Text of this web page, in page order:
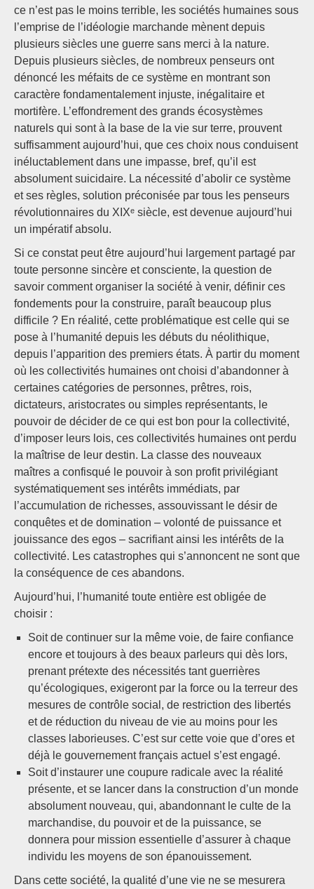
ce n’est pas le moins terrible, les sociétés humaines sous
l’emprise de l’idéologie marchande mènent depuis
plusieurs siècles une guerre sans merci à la nature.
Depuis plusieurs siècles, de nombreux penseurs ont
dénoncé les méfaits de ce système en montrant son
caractère fondamentalement injuste, inégalitaire et
mortifère. L’effondrement des grands écosystèmes
naturels qui sont à la base de la vie sur terre, prouvent
suffisamment aujourd’hui, que ces choix nous conduisent
inéluctablement dans une impasse, bref, qu’il est
absolument suicidaire. La nécessité d’abolir ce système
et ses règles, solution préconisée par tous les penseurs
révolutionnaires du XIXᵉ siècle, est devenue aujourd’hui
un impératif absolu.
Si ce constat peut être aujourd’hui largement partagé par
toute personne sincère et consciente, la question de
savoir comment organiser la société à venir, définir ces
fondements pour la construire, paraît beaucoup plus
difficile ? En réalité, cette problématique est celle qui se
pose à l’humanité depuis les débuts du néolithique,
depuis l’apparition des premiers états. À partir du moment
où les collectivités humaines ont choisi d’abandonner à
certaines catégories de personnes, prêtres, rois,
dictateurs, aristocrates ou simples représentants, le
pouvoir de décider de ce qui est bon pour la collectivité,
d’imposer leurs lois, ces collectivités humaines ont perdu
la maîtrise de leur destin. La classe des nouveaux
maîtres a confisqué le pouvoir à son profit privilégiant
systématiquement ses intérêts immédiats, par
l’accumulation de richesses, assouvissant le désir de
conquêtes et de domination – volonté de puissance et
jouissance des egos – sacrifiant ainsi les intérêts de la
collectivité. Les catastrophes qui s’annoncent ne sont que
la conséquence de ces abandons.
Aujourd’hui, l’humanité toute entière est obligée de
choisir :
Soit de continuer sur la même voie, de faire confiance
encore et toujours à des beaux parleurs qui dès lors,
prenant prétexte des nécessités tant guerrières
qu’écologiques, exigeront par la force ou la terreur des
mesures de contrôle social, de restriction des libertés
et de réduction du niveau de vie au moins pour les
classes laborieuses. C’est sur cette voie que d’ores et
déjà le gouvernement français actuel s’est engagé.
Soit d’instaurer une coupure radicale avec la réalité
présente, et se lancer dans la construction d’un monde
absolument nouveau, qui, abandonnant le culte de la
marchandise, du pouvoir et de la puissance, se
donnera pour mission essentielle d’assurer à chaque
individu les moyens de son épanouissement.
Dans cette société, la qualité d’une vie ne se mesurera